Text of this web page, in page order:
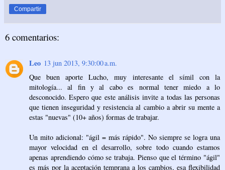
Compartir
6 comentarios:
Leo 13 jun 2013, 9:30:00 a.m.
Que buen aporte Lucho, muy interesante el símil con la
mitología... al fin y al cabo es normal tener miedo a lo
desconocido. Espero que este análisis invite a todas las personas
que tienen inseguridad y resistencia al cambio a abrir su mente a
estas "nuevas" (10+ años) formas de trabajar.
Un mito adicional: "ágil = más rápido". No siempre se logra una
mayor velocidad en el desarrollo, sobre todo cuando estamos
apenas aprendiendo cómo se trabaja. Pienso que el término "ágil"
es más por la aceptación temprana a los cambios, esa flexibilidad